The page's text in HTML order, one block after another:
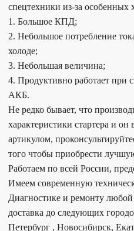
спецтехники из-за особенных
1. Большое КПД;
2. Небольшое потребление
холоде;
3. Небольшая величина;
4. Продуктивно работает при
АКБ.
Не редко бывает, что
характеристики стартера и
артикулом,
того чтобы приобрести
Работаем по всей России,
Имеем современную
Диагностике и ремонту
доставка до следующих
Петербург , Новосибирск,